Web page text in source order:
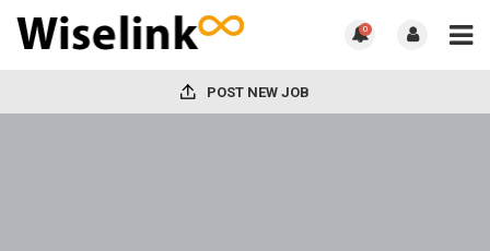
0
POST NEW JOB